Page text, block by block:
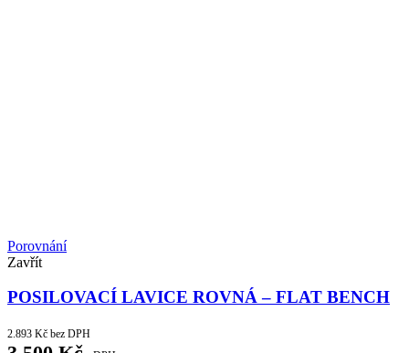
Porovnání
Zavřít
POSILOVACÍ LAVICE ROVNÁ – FLAT BENCH
2.893 Kč bez DPH